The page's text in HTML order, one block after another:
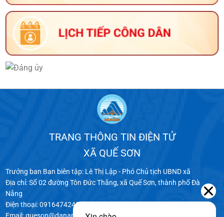
TRANG THÔNG TIN ĐIỆN TỬ
XÃ QUẾ SƠN
Trưởng ban Ban biên tập: Lê Thị Lập - Phó Chủ tịch UBND xã
Địa chỉ: Số 02 đường Tôn Đức Thắng, xã Quế Sơn, thành phố Đà
Nẵng
Điện thoại: 0916474240 - 0916745027
Email: queson@danang.gov.vn